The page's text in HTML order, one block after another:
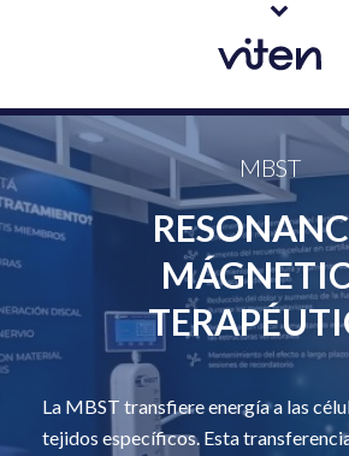
MBST
La MBST transfiere energía a las
tejidos específicos. Esta